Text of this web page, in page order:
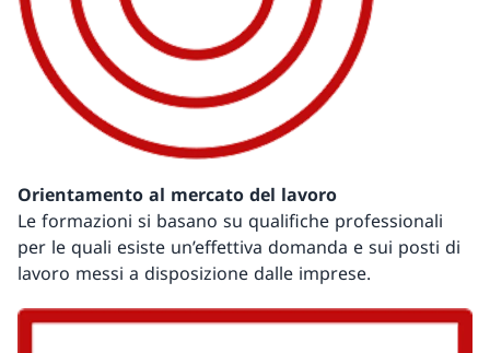
Orientamento al mercato del lavoro
Le formazioni si basano su qualifiche professionali
per le quali esiste un’effettiva domanda e sui posti di
lavoro messi a disposizione dalle imprese.